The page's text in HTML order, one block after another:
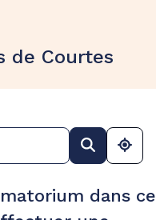
de Courtes
dans ce